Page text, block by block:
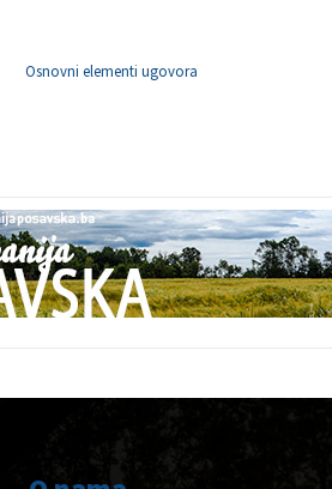
Osnovni elementi ugovora